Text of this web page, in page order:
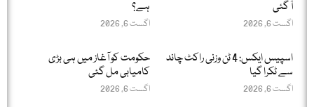
آ گئی
اگست 6, 2026
ہے؟
اگست 6, 2026
اسپیس ایکس: 4 ٹن وزنی راکٹ چاند
سے ٹکرا گیا
اگست 6, 2026
حکومت کو آغاز میں ہی بڑی
کامیابی مل گئی
اگست 6, 2026